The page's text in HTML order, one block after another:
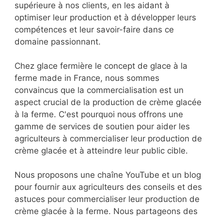
supérieure à nos clients, en les aidant à
optimiser leur production et à développer leurs
compétences et leur savoir-faire dans ce
domaine passionnant.
Chez glace fermière le concept de glace à la
ferme made in France, nous sommes
convaincus que la commercialisation est un
aspect crucial de la production de crème glacée
à la ferme. C'est pourquoi nous offrons une
gamme de services de soutien pour aider les
agriculteurs à commercialiser leur production de
crème glacée et à atteindre leur public cible.
Nous proposons une chaîne YouTube et un blog
pour fournir aux agriculteurs des conseils et des
astuces pour commercialiser leur production de
crème glacée à la ferme. Nous partageons des